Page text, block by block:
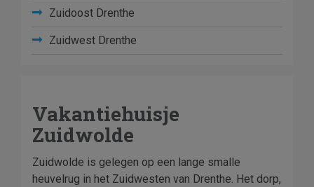
Zuidoost Drenthe
Zuidwest Drenthe
Vakantiehuisje
Zuidwolde
Zuidwolde is gelegen op een lange smalle
heuvelrug in het Zuidwesten van Drenthe. Het dorp,